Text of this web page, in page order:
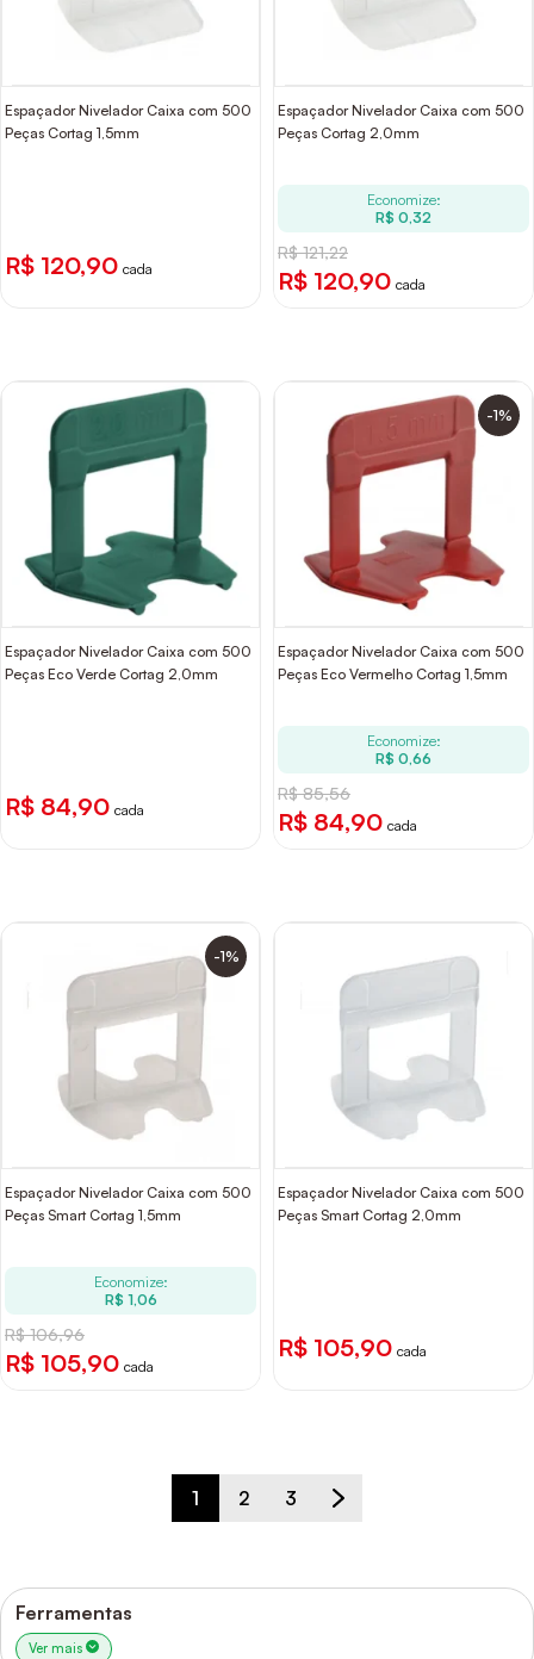
Espaçador Nivelador Caixa com 500
Peças Cortag 1,5mm
R$ 120,90 cada
Espaçador Nivelador Caixa com 500
Peças Cortag 2,0mm
Economize:
R$ 0,32
R$ 121,22
R$ 120,90 cada
Espaçador Nivelador Caixa com 500
Peças Eco Verde Cortag 2,0mm
R$ 84,90 cada
-1%
Espaçador Nivelador Caixa com 500
Peças Eco Vermelho Cortag 1,5mm
Economize:
R$ 0,66
R$ 85,56
R$ 84,90 cada
-1%
Espaçador Nivelador Caixa com 500
Peças Smart Cortag 1,5mm
Economize:
R$ 1,06
R$ 106,96
R$ 105,90 cada
Espaçador Nivelador Caixa com 500
Peças Smart Cortag 2,0mm
R$ 105,90 cada
1 2 3
Ferramentas
Ver mais